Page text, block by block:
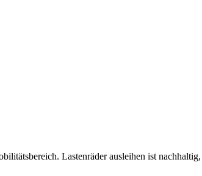
Lastenräder ausleihen ist